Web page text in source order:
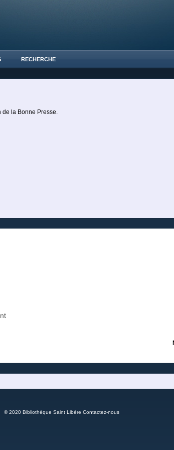
RECHERCHE
de la Bonne Presse.
© 2020 Bibliothèque Saint Libère Contactez-nous